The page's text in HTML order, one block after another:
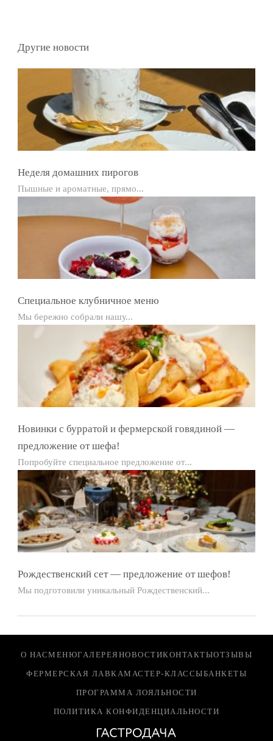
Другие новости
Неделя домашних пирогов
Пышные и ароматные, прямо...
Специальное клубничное меню
Мы бережно собрали нашу...
Новинки с бурратой и фермерской говядиной —
предложение от шефа!
Попробуйте специальное предложение от...
Рождественский сет — предложение от шефов!
Мы подготовили уникальный Рождественский...
О НАСМЕНЮГАЛЕРЕЯ НОВОСТИКОНТАКТЫОТЗЫВЫ
ФЕРМЕРСКАЯ ЛАВКАМАСТЕР-КЛАССЫБАНКЕТЫ
ПРОГРАММА ЛОЯЛЬНОСТИ
ПОЛИТИКА КОНФИДЕНЦИАЛЬНОСТИ